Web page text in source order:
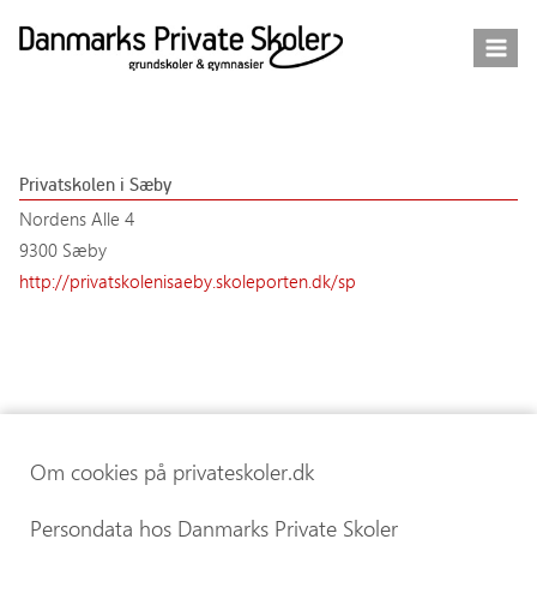
Privatskolen i Sæby
Nordens Alle 4
9300 Sæby
http://privatskolenisaeby.skoleporten.dk/sp
Om cookies på privateskoler.dk
Persondata hos Danmarks Private Skoler